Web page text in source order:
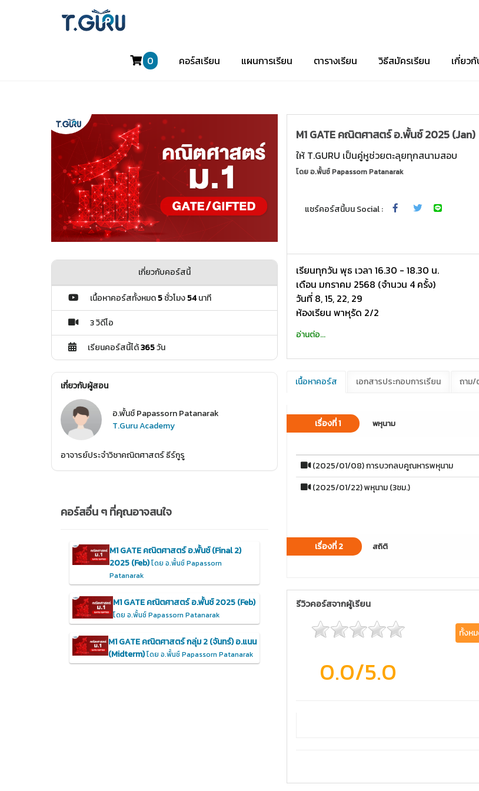
0 คอร์สเรียน แผนการเรียน ตารางเรียน วิธีสมัครเรียน เกี่ยวกั
M1 GATE คณิตศาสตร์ อ.พั้นช์ 2025 (Jan)
ให้ T.GURU เป็นคู่หูช่วยตะลุยทุกสนามสอบ
โดยอ.พั้นช์ Papassorn Patanarak
แชร์คอร์สนี้บน Social :
เรียนทุกวัน พุธ เวลา 16.30 - 18.30 น.
เดือน มกราคม 2568 (จำนวน 4 ครั้ง)
วันที่ 8, 15, 22, 29
ห้องเรียน พาหุรัด 2/2
อ่านต่อ...
เนื้อหาคอร์ส เอกสารประกอบการเรียน ถาม/
เรื่องที่ 1 พหุนาม
(2025/01/08) การบวกลบคูณหารพหุนาม
(2025/01/22) พหุนาม (3ชม.)
เรื่องที่ 2 สถิติ
รีวิวคอร์สจากผู้เรียน
0.0/5.0
ทั้งห
เกี่ยวกับคอร์สนี้
เนื้อหาคอร์สทั้งหมด5ชั่วโมง54นาที
3 วิดีโอ
เรียนคอร์สนี้ได้365วัน
เกี่ยวกับผู้สอน
อ.พั้นช์ Papassorn Patanarak
T.Guru Academy
อาจารย์ประจำวิชาคณิตศาสตร์ ธีร์กูรู
คอร์สอื่น ๆ ที่คุณอาจสนใจ
M1 GATE คณิตศาสตร์ อ.พั้นช์ (Final 2)
2025 (Feb)โดย อ.พั้นช์ Papassorn
Patanarak
M1 GATE คณิตศาสตร์ อ.พั้นช์ 2025 (Feb)
โดย อ.พั้นช์ Papassorn Patanarak
M1 GATE คณิตศาสตร์ กลุ่ม 2 (จันทร์) อ.แนน
(Midterm)โดย อ.พั้นช์ Papassorn Patanarak